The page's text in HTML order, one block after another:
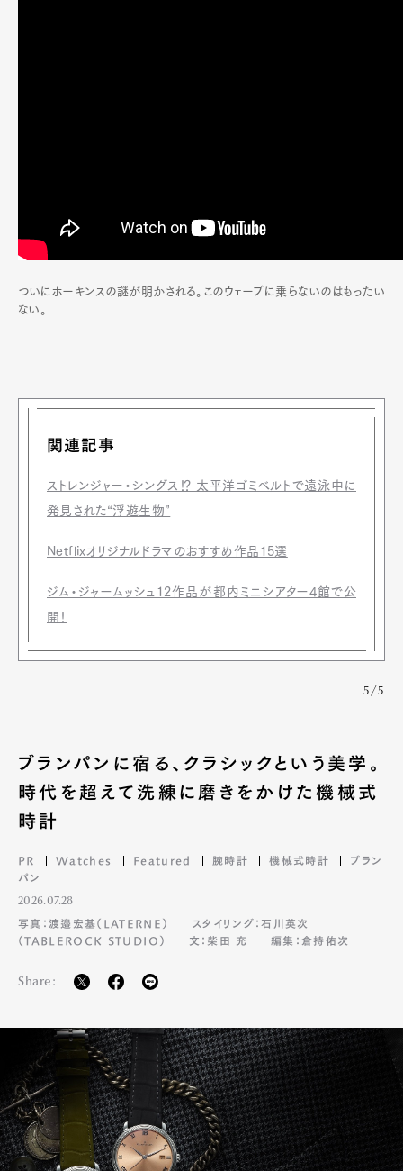
ついにホーキンスの謎が明かされる。このウェーブに乗らないのはもったい
ない。
関連記事
ストレンジャー・シングス⁉ 太平洋ゴミベルトで遠泳中に
発見された“浮遊生物”
Netflixオリジナルドラマのおすすめ作品15選
ジム・ジャームッシュ12作品が都内ミニシアター4館で公
開！
5/5
ブランパンに宿る、クラシックという美学。
時代を超えて洗練に磨きをかけた機械式
時計
PR Watches Featured 腕時計 機械式時計
ブラン
パン
2026.07.28
写真：渡邉宏基（LATERNE）
スタイリング：石川英次
（TABLEROCK STUDIO）
文：柴田 充 編集：倉持佑次
Share: